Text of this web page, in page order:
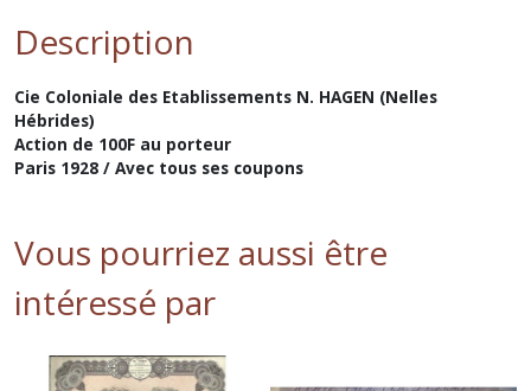
Description
Cie Coloniale des Etablissements N. HAGEN (Nelles
Hébrides)
Action de 100F au porteur
Paris 1928 / Avec tous ses coupons
Vous pourriez aussi être
intéressé par